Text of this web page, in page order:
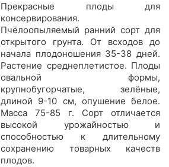
Прекрасные плоды для
консервирования.
Пчёлоопыляемый ранний сорт для
открытого грунта. От всходов до
начала плодоношения 35-38 дней.
Растение среднеплетистое. Плоды
овальной формы,
крупнобугорчатые, зелёные,
длиной 9-10 см, опушение белое.
Масса 75-85 г. Сорт отличается
высокой урожайностью и
способностью к длительному
сохранению товарных качеств
плодов.